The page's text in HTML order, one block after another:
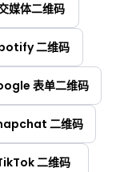
媒体二维码
二维码
表单二维码
二维码
二维码